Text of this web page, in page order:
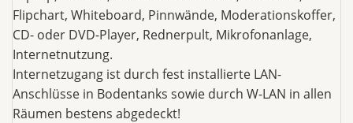
Flipchart, Whiteboard, Pinnwände, Moderationskoffer,
CD- oder DVD-Player, Rednerpult, Mikrofonanlage,
Internetnutzung.
Internetzugang ist durch fest installierte LAN-
Anschlüsse in Bodentanks sowie durch W-LAN in allen
Räumen bestens abgedeckt!